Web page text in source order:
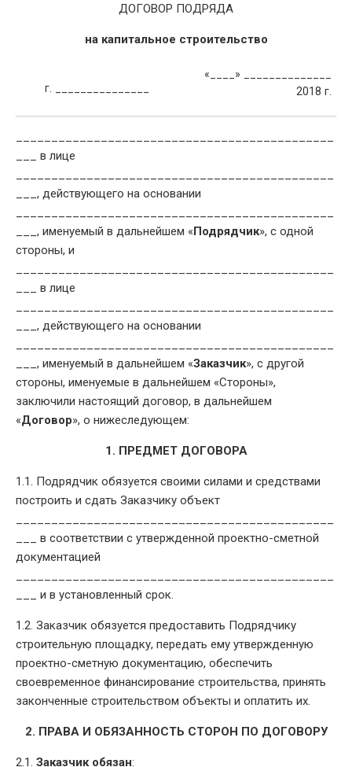
ДОГОВОР ПОДРЯДА
на капитальное строительство
г. _______________
«____» ______________
2018 г.
___ в лице
___, действующего на основании
___, именуемый в дальнейшем «Подрядчик», с одной
стороны, и
___ в лице
___, действующего на основании
___, именуемый в дальнейшем «Заказчик», с другой
стороны, именуемые в дальнейшем «Стороны»,
заключили настоящий договор, в дальнейшем
«Договор», о нижеследующем:
1. ПРЕДМЕТ ДОГОВОРА
1.1. Подрядчик обязуется своими силами и средствами
построить и сдать Заказчику объект
___ в соответствии с утвержденной проектно-сметной
документацией
___ и в установленный срок.
1.2. Заказчик обязуется предоставить Подрядчику
строительную площадку, передать ему утвержденную
проектно-сметную документацию, обеспечить
своевременное финансирование строительства, принять
законченные строительством объекты и оплатить их.
2. ПРАВА И ОБЯЗАННОСТЬ СТОРОН ПО ДОГОВОРУ
2.1. Заказчик обязан: